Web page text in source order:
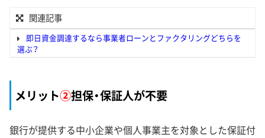
関連記事
即日資金調達するなら事業者ローンとファクタリングどちらを
選ぶ？
メリット②担保・保証人が不要
銀行が提供する中小企業や個人事業主を対象とした保証付